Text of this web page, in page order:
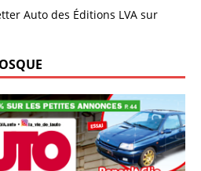
Auto des Éditions LVA sur